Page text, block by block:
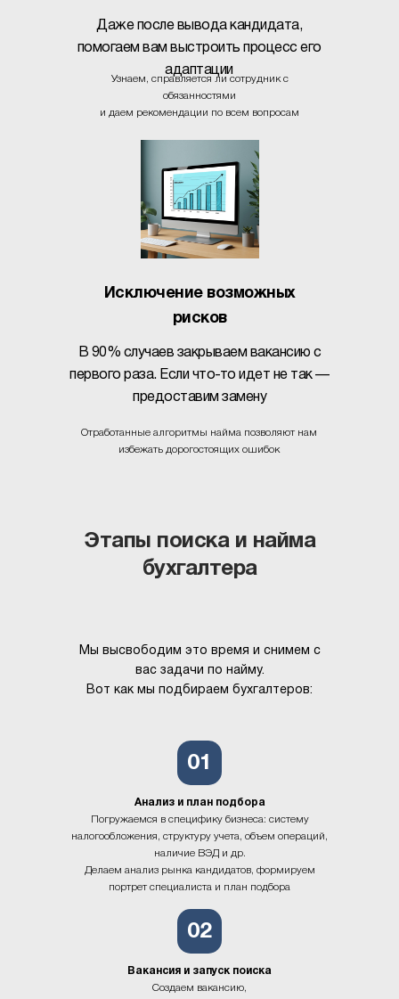
Узнаем, справляется ли сотрудник с
обязанностями
и даем рекомендации по всем вопросам
Даже после вывода кандидата,
помогаем вам выстроить процесс его
адаптации
Отработанные алгоритмы найма позволяют нам
избежать дорогостоящих ошибок
Исключение возможных
рисков
В 90% случаев закрываем вакансию с
первого раза. Если что-то идет не так —
предоставим замену
Этапы поиска и найма
бухгалтера
Анализ и план подбора
Погружаемся в специфику бизнеса: систему
налогообложения, структуру учета, объем операций,
наличие ВЭД и др.
Делаем анализ рынка кандидатов, формируем
портрет специалиста и план подбора
Мы высвободим это время и снимем с
вас задачи по найму.
Вот как мы подбираем бухгалтеров:
01
Вакансия и запуск поиска
Создаем вакансию,
02